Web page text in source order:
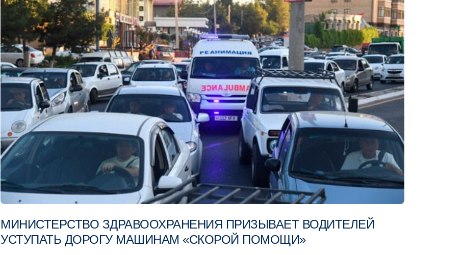
МИНИСТЕРСТВО ЗДРАВООХРАНЕНИЯ ПРИЗЫВАЕТ ВОДИТЕЛЕЙ
УСТУПАТЬ ДОРОГУ МАШИНАМ «СКОРОЙ ПОМОЩИ»